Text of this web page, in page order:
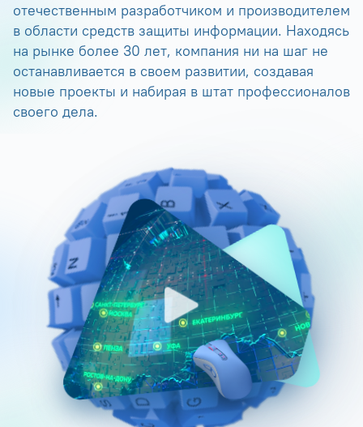
отечественным разработчиком и производителем
в области средств защиты информации. Находясь
на рынке более 30 лет, компания ни на шаг не
останавливается в своем развитии, создавая
новые проекты и набирая в штат профессионалов
своего дела.